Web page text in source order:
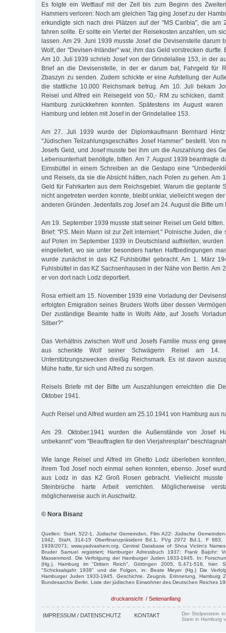
Es folgte ein Wettlauf mit der Zeit bis zum Beginn des
Hammers verloren: Noch am gleichen Tag ging Josef zu der
erkundigte sich nach drei Plätzen auf der "MS Caribia", die am
fahren sollte. Er sollte ein Viertel der Reisekosten anzahlen, um
lassen. Am 29. Juni 1939 musste Josef die Devisenstelle darum
Wolf, der "Devisen-Inländer" war, ihm das Geld vorstrecken durfte.
Am 10. Juli 1939 schrieb Josef von der Grindelallee 153, in der
Brief an die Devisenstelle, in der er darum bat, Fahrgeld für
Zbaszyn zu senden. Zudem schickte er eine Aufstellung der
die stattliche 10.000 Reichsmark betrug. Am 10. Juli bekam
Reisel und Alfred ein Reisegeld von 50,- RM zu schicken,
Hamburg zurückkehren konnten. Spätestens im August
Hamburg und lebten mit Josef in der Grindelallee 153.
Am 27. Juli 1939 wurde der Diplomkaufmann Bernhard
"Jüdischen Teilzahlungsgeschäftes Josef Hammer" bestellt. Von
Josefs Geld, und Josef musste bei ihm um die Auszahlung des
Lebensunterhalt benötigte, bitten. Am 7. August 1939 beantragte
Eimsbüttel in einem Schreiben an die Gestapo eine
und Reisels, da sie die Absicht hätten, nach Polen zu gehen. Am
Geld für Fahrkarten aus dem Reichsgebiet. Warum die geplante
nicht angetreten werden konnte, bleibt unklar, vielleicht wegen
anderen Gründen. Jedenfalls zog Josef am 24. August die Bitte um
Am 19. September 1939 musste statt seiner Reisel um Geld
Brief: "P.S. Mein Mann ist zur Zeit interniert." Polnische Juden,
auf Polen im September 1939 in Deutschland aufhielten, wurden
eingeliefert, wo sie unter besonders harten Haftbedingungen
wurde zunächst in das KZ Fuhlsbüttel gebracht. Am 1. März
Fuhlsbüttel in das KZ Sachsenhausen in der Nähe von Berlin. Am
er von dort nach Lodz deportiert.
Rosa erhielt am 15. November 1939 eine Vorladung der
erfolgten Emigration seines Bruders Wolfs über dessen
Der zuständige Beamte hatte in Wolfs Akte, auf Josefs
Silber?"
Das Verhältnis zwischen Wolf und Josefs Familie muss eng
aus schenkte Wolf seiner Schwägerin Reisel am 14.
Unterstützungszwecken dreißig Reichsmark. Es ist davon
Mühe hatte, für sich und Alfred zu sorgen.
Reisels Briefe mit der Bitte um Auszahlungen erreichten die
Oktober 1941.
Auch Reisel und Alfred wurden am 25.10.1941 von Hamburg aus
Am 29. Oktober.1941 wurden die Außenstände von Josef
unbekannt" vom "Beauftragten für den Vierjahresplan"
Wie lange Reisel und Alfred im Ghetto Lodz überleben
ihrem Tod Josef noch einmal sehen konnten, ebenso. Josef
aus Lodz in das KZ Groß Rosen gebracht. Vielleicht
Steinbrüche harte Arbeit verrichten. Möglicherweise
möglicherweise auch in Auschwitz.
© Nora Bisanz
Quellen: StaH, 522-1, Jüdische Gemeinden, Film A22: Jüdische
1942, StaH, 314-15 Oberfinanzpräsident Bd.1, FVg 2972 Bd.1, F
1939/2071; www.yadvashem.org, Central Database of Shoa Victim's
Bruder Samuel registriert; Hamburger Adressbuch 1937; Frank Bajohr:
Massenmord. Die Verfolgung der Hamburger Juden 1933-1945. In:
(Hg.), Hamburg im "Dritten Reich", Göttingen 2005, S.471-518, hier:
"Schicksalsjahr 1938" und die Folgen, in: Beate Meyer (Hg.) Die
Hamburger Juden 1933-1945. Geschichte. Zeugnis. Erinnerung. Hamburg
Bundesarchiv Berlin. Liste der jüdischen Einwohner des Deutschen Reiches
druckansicht / Seitenanfang
IMPRESSUM / DATENSCHUTZ KONTAKT
Der Stolperstein
Stein in Hamburg